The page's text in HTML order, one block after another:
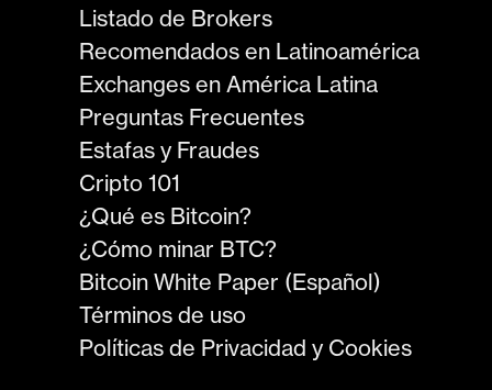
Listado de Brokers
Recomendados en Latinoamérica
Exchanges en América Latina
Preguntas Frecuentes
Estafas y Fraudes
Cripto 101
¿Qué es Bitcoin?
¿Cómo minar BTC?
Bitcoin White Paper (Español)
Términos de uso
Políticas de Privacidad y Cookies